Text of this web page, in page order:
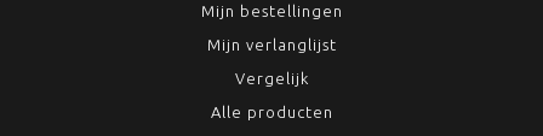
Mijn bestellingen
Mijn verlanglijst
Vergelijk
Alle producten